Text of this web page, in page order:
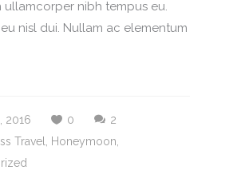
ullamcorper nibh tempus eu.
nisl dui. Nullam ac elementum
2016 0
2
Travel
Honeymoon